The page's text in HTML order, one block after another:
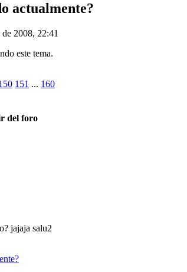
actualmente?
2008, 22:41
este tema.
151 ... 160
jajaja salu2